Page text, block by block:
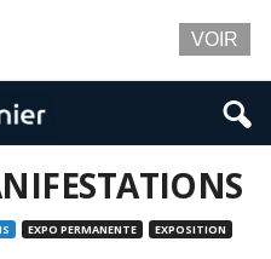
EXPO PERMANENTE EXPOSITION
VOIR